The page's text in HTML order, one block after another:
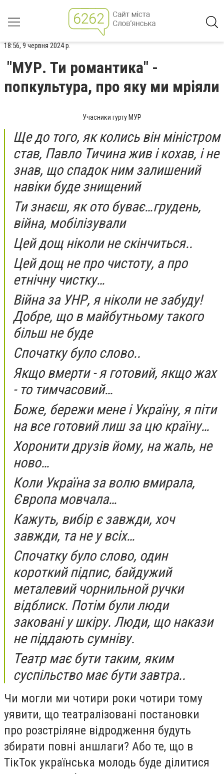
18:56, 9 червня 2024 р.
"МУР. Ти романтика" -
попкультура, про яку ми мріяли
Учасники гурту МУР
Ще до того, як колись він міністром
став, Павло Тичина жив і кохав, і не
знав, що спадок ним залишений
навіки буде знищений
Ти знаєш, як ото буває…грудень,
війна, мобілізували
Цей дощ ніколи не скінчиться..
Цей дощ не про чистоту, а про
етнічну чистку…
Війна за УНР, я ніколи не забуду!
Добре, що в майбутньому такого
більш не буде
Спочатку було слово..
Якщо вмерти - я готовий, якщо жах
- то тимчасовий…
Боже, бережи мене і Україну, я піти
на все готовий лиш за цю країну…
Хоронити друзів йому, на жаль, не
ново…
Коли Україна за волю вмирала,
Європа мовчала…
Кажуть, вибір є завжди, хоч
завжди, та не у всіх…
Спочатку було слово, один
короткий підпис, байдужий
металевий чорнильной ручки
відблиск. Потім були люди
заковані у шкіру. Люди, що накази
не піддають сумніву.
Театр має бути таким, яким
суспільство має бути завтра..
Чи могли ми чотири роки чотири тому
уявити, що театралізовані постановки
про розстріляне відродження будуть
збирати повні аншлаги? Або те, що в
ТікТок українська молодь буде ділитися